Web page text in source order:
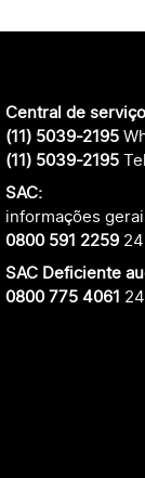
Central de
(11) 5039-2195
(11) 5039-2195
SAC:
informações
0800 591 2259
SAC Deficiente
0800 775 4061